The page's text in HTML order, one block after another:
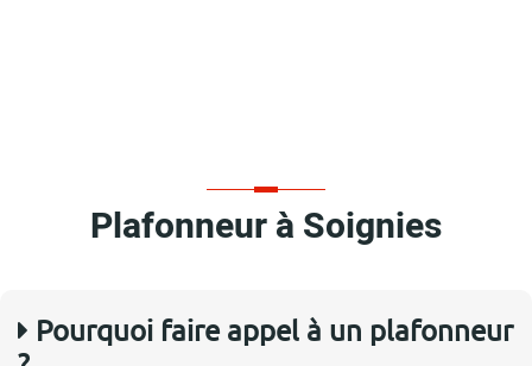
Plafonneur à Soignies
Pourquoi faire appel à un plafonneur